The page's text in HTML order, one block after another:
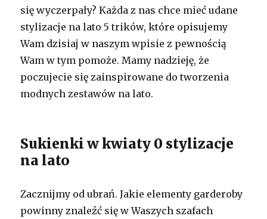
się wyczerpały? Każda z nas chce mieć udane
stylizacje na lato 5 trików, które opisujemy
Wam dzisiaj w naszym wpisie z pewnością
Wam w tym pomoże. Mamy nadzieję, że
poczujecie się zainspirowane do tworzenia
modnych zestawów na lato.
Sukienki w kwiaty 0 stylizacje
na lato
Zacznijmy od ubrań. Jakie elementy garderoby
powinny znaleźć się w Waszych szafach